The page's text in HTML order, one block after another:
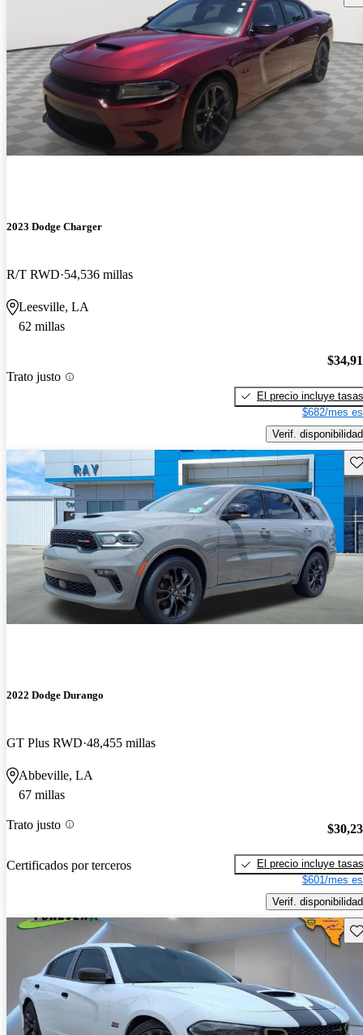
2023 Dodge Charger
R/T RWD 54,536 millas
Leesville, LA
62 millas
Trato justo
El precio incluye tasas
$682/mes
Verif. disponibilidad
2022 Dodge Durango
GT Plus RWD 48,455 millas
Abbeville, LA
67 millas
Trato justo
Certificados por terceros
El precio incluye tasas
$601/mes
Verif. disponibilidad